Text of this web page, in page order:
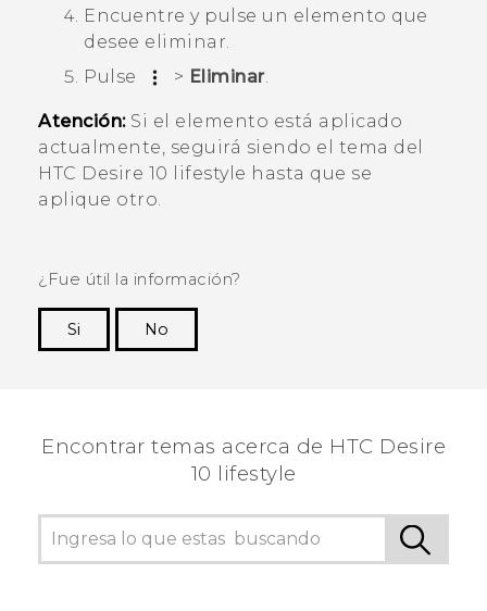
Encuentre y pulse un elemento que
desee eliminar.
Pulse
> Eliminar.
Atención:Si el elemento está aplicado
actualmente, seguirá siendo el tema del
HTC Desire 10 lifestyle hasta que se
aplique otro.
¿Fue útil la información?
Si
No
Encontrar temas acerca de HTC Desire
10 lifestyle